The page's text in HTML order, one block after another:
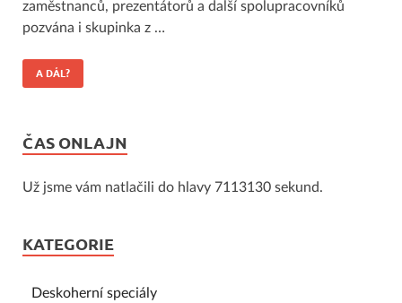
zaměstnanců, prezentátorů a další spolupracovníků
pozvána i skupinka z …
A DÁL?
ČAS ONLAJN
Už jsme vám natlačili do hlavy 7113130 sekund.
KATEGORIE
Deskoherní speciály